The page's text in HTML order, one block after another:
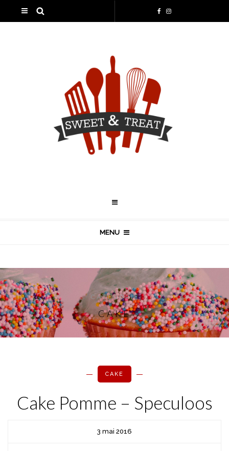
MENU
CATÉGORIE
CAKE
CAKE
Cake Pomme – Speculoos
3 mai 2016